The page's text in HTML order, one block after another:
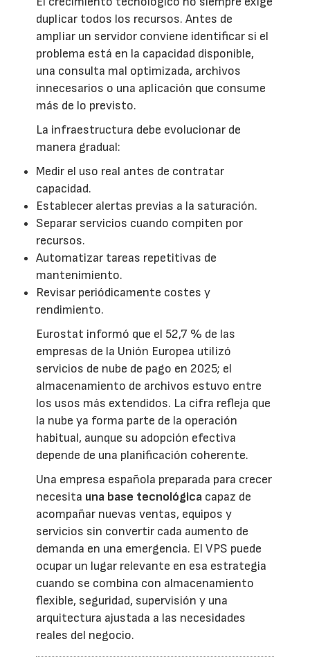
duplicar todos los recursos. Antes de
ampliar un servidor conviene identificar si el
problema está en la capacidad disponible,
una consulta mal optimizada, archivos
innecesarios o una aplicación que consume
más de lo previsto.
La infraestructura debe evolucionar de
manera gradual:
Medir el uso real antes de contratar
capacidad.
Establecer alertas previas a la saturación.
Separar servicios cuando compiten por
recursos.
Automatizar tareas repetitivas de
mantenimiento.
Revisar periódicamente costes y
rendimiento.
Eurostat informó que el 52,7 % de las
empresas de la Unión Europea utilizó
servicios de nube de pago en 2025; el
almacenamiento de archivos estuvo entre
los usos más extendidos. La cifra refleja que
la nube ya forma parte de la operación
habitual, aunque su adopción efectiva
depende de una planificación coherente.
Una empresa española preparada para crecer
necesita una base tecnológica capaz de
acompañar nuevas ventas, equipos y
servicios sin convertir cada aumento de
demanda en una emergencia. El VPS puede
ocupar un lugar relevante en esa estrategia
cuando se combina con almacenamiento
flexible, seguridad, supervisión y una
arquitectura ajustada a las necesidades
reales del negocio.